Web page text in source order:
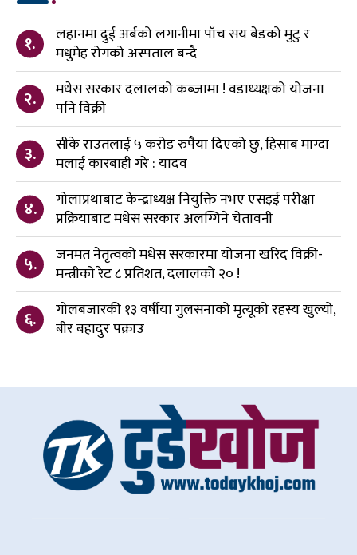
१.
लहानमा दुई अर्बको लगानीमा पाँच सय बेडको मुटु र
मधुमेह रोगको अस्पताल बन्दै
२.
मधेस सरकार दलालको कब्जामा ! वडाध्यक्षको योजना
पनि विक्री
३.
सीके राउतलाई ५ करोड रुपैया दिएको छु, हिसाब माग्दा
मलाई कारबाही गरे : यादव
४.
गोलाप्रथाबाट केन्द्राध्यक्ष नियुक्ति नभए एसइई परीक्षा
प्रक्रियाबाट मधेस सरकार अलग्गिने चेतावनी
५.
जनमत नेतृत्वको मधेस सरकारमा योजना खरिद विक्री-
मन्त्रीको रेट ८ प्रतिशत, दलालको २० !
६.
गोलबजारकी १३ वर्षीया गुलसनाको मृत्यूको रहस्य खुल्यो,
बीर बहादुर पक्राउ